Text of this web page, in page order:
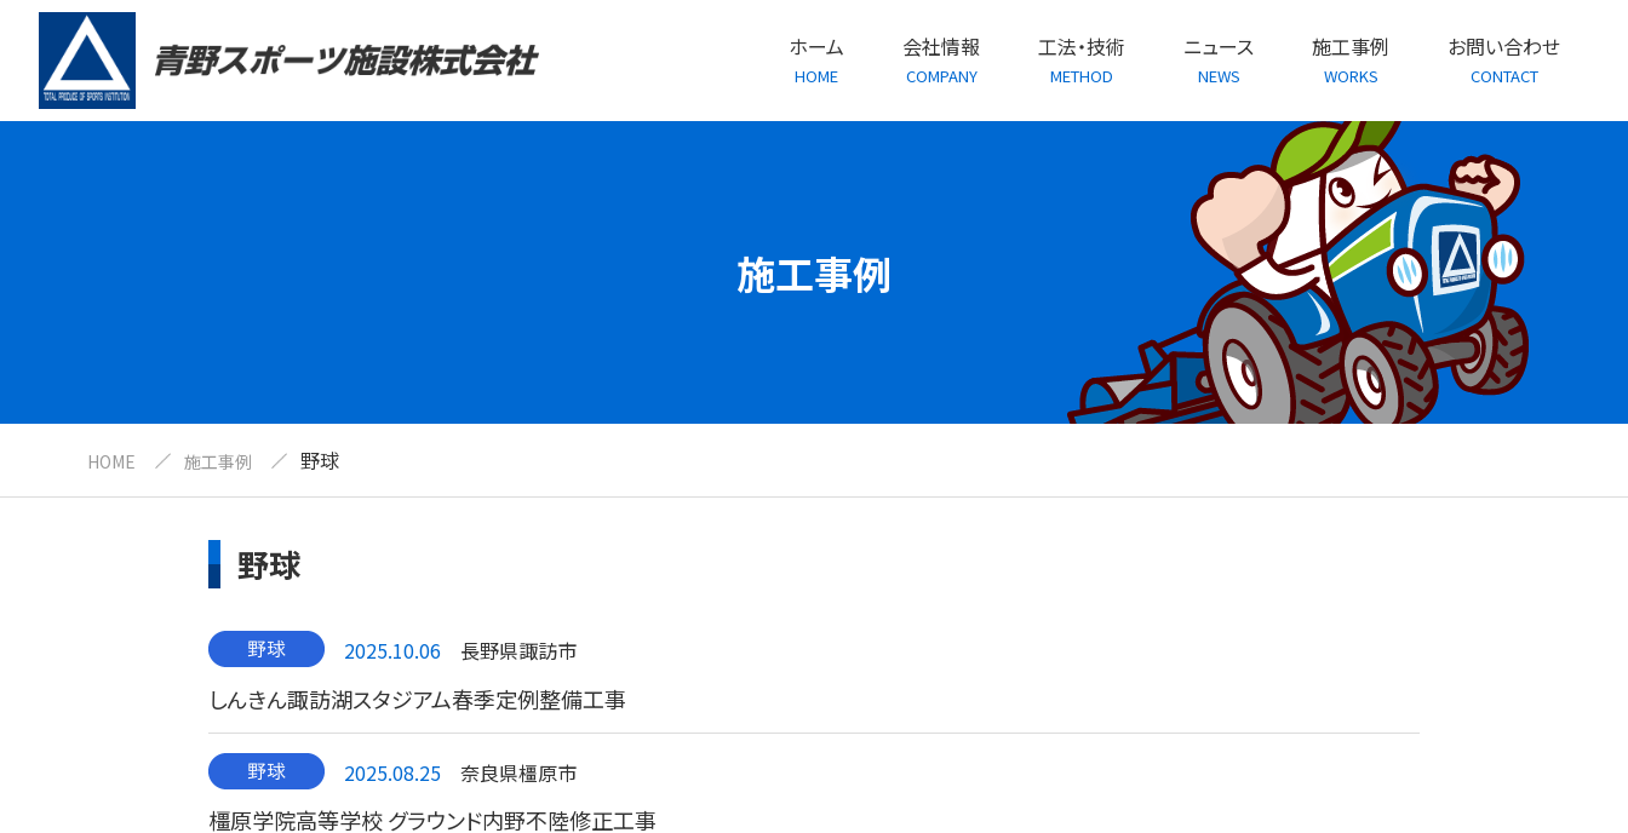
ホーム
HOME
会社情報
COMPANY
工法・技術
METHOD
ニュース
NEWS
施工事例
WORKS
お問い合わせ
CONTACT
施工事例
HOME 施工事例 野球
野球
2025.10.06 長野県諏訪市
しんきん諏訪湖スタジアム春季定例整備工事
2025.08.25 奈良県橿原市
橿原学院高等学校 グラウンド内野不陸修正工事